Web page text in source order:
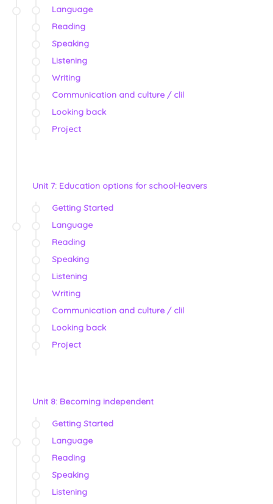
Language
Reading
Speaking
Listening
Writing
Communication and culture / clil
Looking back
Project
Unit 7: Education options for school-leavers
Getting Started
Language
Reading
Speaking
Listening
Writing
Communication and culture / clil
Looking back
Project
Unit 8: Becoming independent
Getting Started
Language
Reading
Speaking
Listening